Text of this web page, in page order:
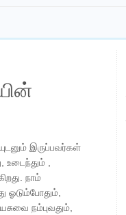
இருப்பவர்கள்
,
நாம்
ஓடும்போதும்,
நம்புவதும்,